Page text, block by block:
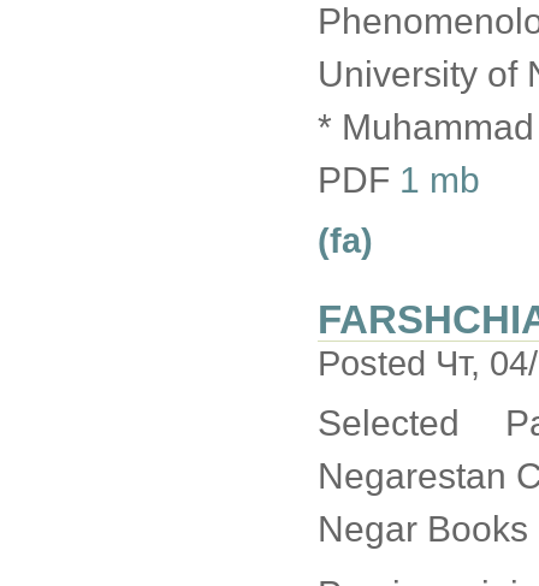
University of
*
PDF 1 mb
(fa)
Posted Чт,
Selected
Negarestan
Negar